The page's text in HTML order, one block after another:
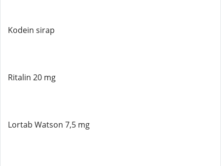
Kodein sirap
Ritalin 20 mg
Lortab Watson 7,5 mg